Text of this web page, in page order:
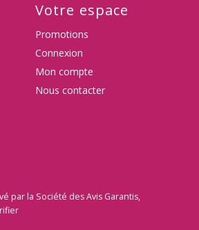
Votre espace
Promotions
Connexion
Mon compte
Nous contacter
par la Société des Avis Garantis,